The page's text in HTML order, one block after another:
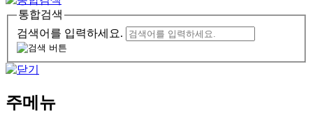
통합검색
검색어를 입력하세요.
주메뉴